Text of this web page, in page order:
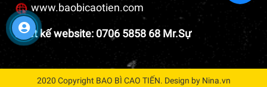
www.baobicaotien.com
Thiết kế website: 0706 5858 68 Mr.Sự
2020 Copyright BAO BÌ CAO TIẾN. Design by Nina.vn